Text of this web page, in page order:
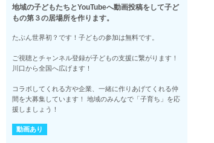
地域の子どもたちとYouTubeへ動画投稿をして子ど
もの第３の居場所を作ります。
たぶん世界初？です！子どもの参加は無料です。
ご視聴とチャンネル登録が子どもの支援に繋がります！
川口から全国へ広げます！
コラボしてくれる方や企業、一緒に作りあげてくれる仲
間を大募集しています！ 地域のみんなで「子育ち」を応
援しましょう！
動画あり